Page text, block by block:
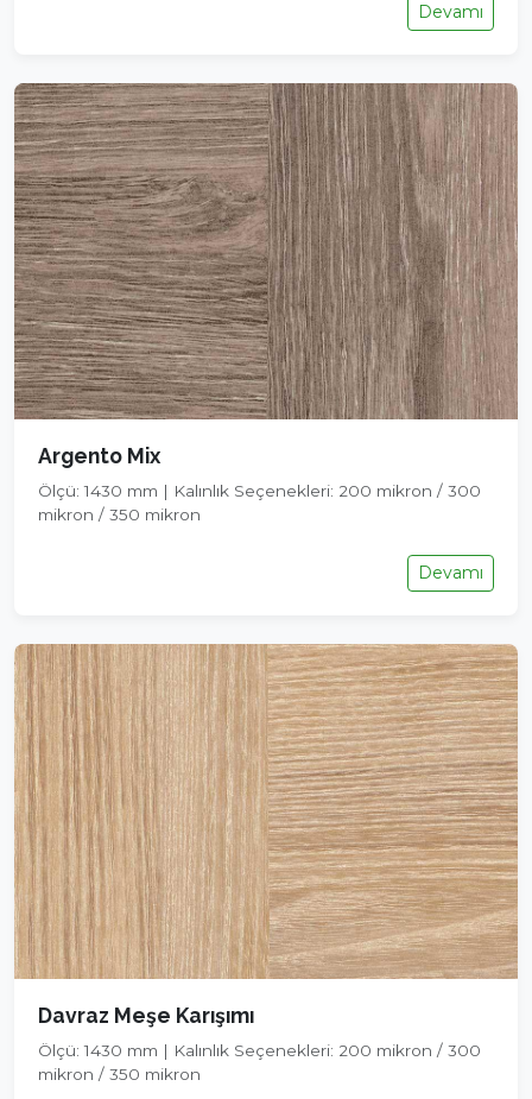
Devamı
Argento Mix
Ölçü: 1430 mm | Kalınlık Seçenekleri: 200 mikron / 300
mikron / 350 mikron
Devamı
Davraz Meşe Karışımı
Ölçü: 1430 mm | Kalınlık Seçenekleri: 200 mikron / 300
mikron / 350 mikron